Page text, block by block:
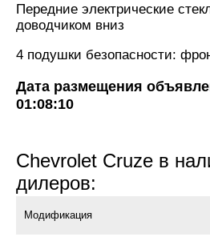
Передние электрические
доводчиком вниз
4 подушки безопасности:
Дата размещения
01:08:10
Chevrolet Cruze в
дилеров:
Модификация